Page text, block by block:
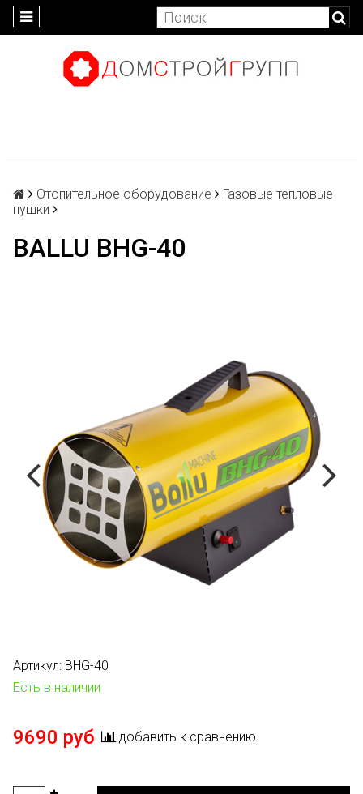
Отопительное оборудование
Газовые тепловые
пушки
BALLU BHG-40
Артикул: BHG-40
Есть в наличии
9690 руб добавить к сравнению